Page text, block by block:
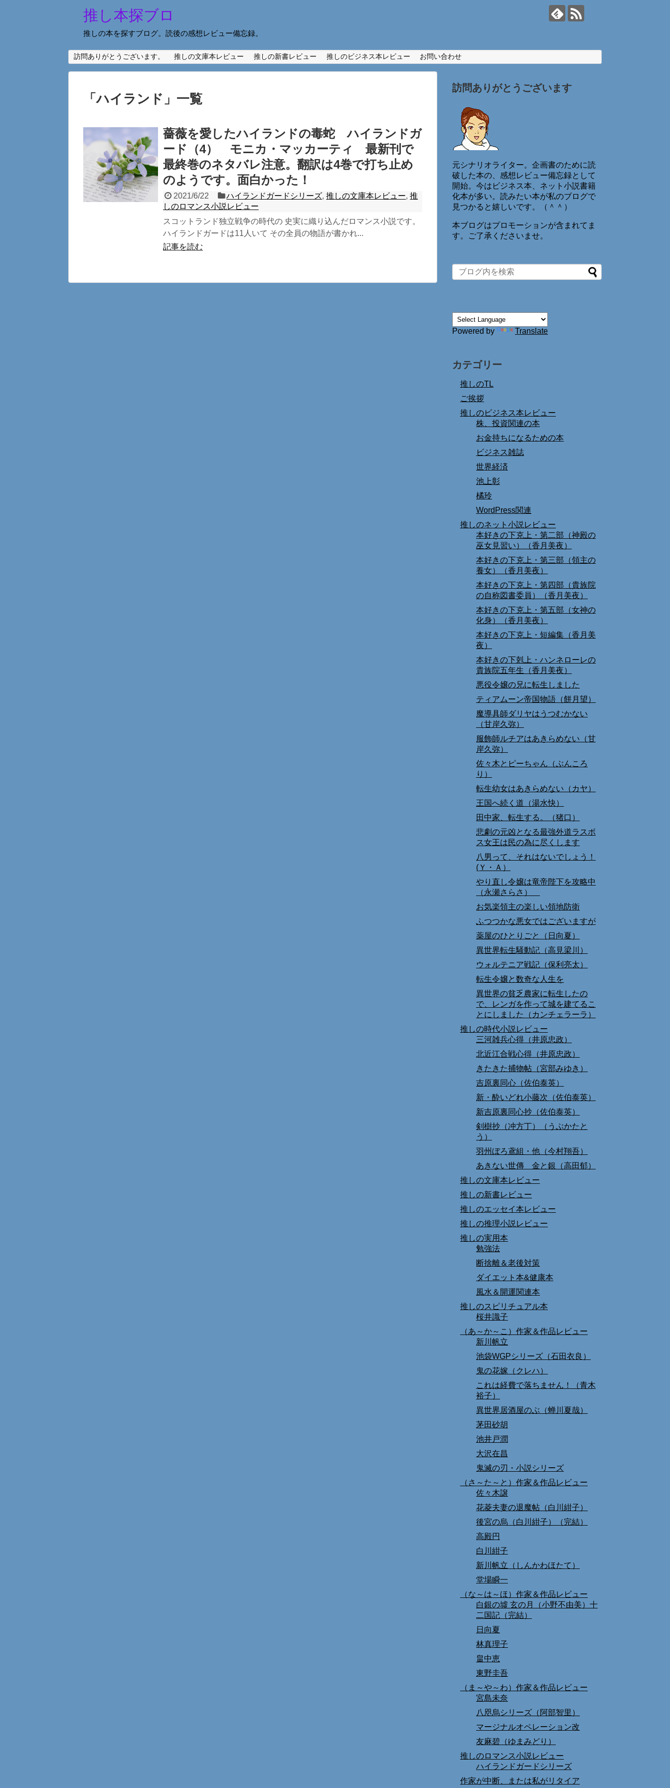
推し本探ブロ
推しの本を探すブログ。読後の感想レビュー備忘録。
訪問ありがとうございます。 推しの文庫本レビュー 推しの新書レビュー 推しのビジネス本レビュー お問い合わせ
「ハイランド 」 一覧
薔薇を愛したハイランドの毒蛇 ハイランドガ
ード（4） モニカ・マッカーティ 最新刊で
最終巻のネタバレ注意。翻訳は4巻で打ち止め
のようです。面白かった！
2021/6/22 ハイランドガードシリーズ,推しの文庫本レビュー,推
しのロマンス小説レビュー
スコットランド独立戦争の時代の 史実に織り込んだロマンス小説です。
ハイランドガードは11人いて その全員の物語が書かれ...
記事を読む
訪問ありがとうございます
元シナリオライター。企画書のために読
破した本の、感想レビュー備忘録として
開始。今はビジネス本、ネット小説書籍
化本が多い。読みたい本が私のブログで
見つかると嬉しいです。（＾＾）
本ブログはプロモーションが含まれてま
す。ご了承くださいませ。
Powered by Translate
カテゴリー
推しのTL
ご挨拶
推しのビジネス本レビュー
株、投資関連の本
お金持ちになるための本
ビジネス雑誌
世界経済
池上彰
橘玲
WordPress関連
推しのネット小説レビュー
本好きの下克上・第二部（神殿の
巫女見習い）（香月美夜）
本好きの下克上・第三部（領主の
養女）（香月美夜）
本好きの下克上・第四部（貴族院
の自称図書委員）（香月美夜）
本好きの下克上・第五部（女神の
化身）（香月美夜）
本好きの下克上・短編集（香月美
夜）
本好きの下剋上・ハンネローレの
貴族院五年生（香月美夜）
悪役令嬢の兄に転生しました
ティアムーン帝国物語（餅月望）
魔導具師ダリヤはうつむかない
（甘岸久弥）
服飾師ルチアはあきらめない（甘
岸久弥）
佐々木とピーちゃん（ぶんころ
り）
転生幼女はあきらめない（カヤ）
王国へ続く道（湯水快）
田中家、転生する。（猪口）
悲劇の元凶となる最強外道ラスボ
ス女王は民の為に尽くします
八男って、それはないでしょう！
(Ｙ・Ａ）
やり直し令嬢は竜帝陛下を攻略中
（永瀬さらさ）
お気楽領主の楽しい領地防衛
ふつつかな悪女ではございますが
薬屋のひとりごと（日向夏）
異世界転生騒動記（高見梁川）
ウォルテニア戦記（保利亮太）
転生令嬢と数奇な人生を
異世界の貧乏農家に転生したの
で、レンガを作って城を建てるこ
とにしました（カンチェラーラ）
推しの時代小説レビュー
三河雑兵心得（井原忠政）
北近江合戦心得（井原忠政）
きたきた捕物帖（宮部みゆき）
吉原裏同心（佐伯泰英）
新・酔いどれ小藤次（佐伯泰英）
新吉原裏同心抄（佐伯泰英）
剣樹抄（冲方丁）（うぶかたと
う）
羽州ぼろ鳶組・他（今村翔吾）
あきない世傳 金と銀（高田郁）
推しの文庫本レビュー
推しの新書レビュー
推しのエッセイ本レビュー
推しの推理小説レビュー
推しの実用本
勉強法
断捨離＆老後対策
ダイエット本&健康本
風水＆開運関連本
推しのスピリチュアル本
桜井識子
（あ～か～こ）作家＆作品レビュー
新川帆立
池袋WGPシリーズ（石田衣良）
鬼の花嫁（クレハ）
これは経費で落ちません！（青木
裕子）
異世界居酒屋のぶ（蝉川夏哉）
茅田砂胡
池井戸潤
大沢在昌
鬼滅の刃・小説シリーズ
（さ～た～と）作家＆作品レビュー
佐々木譲
花菱夫妻の退魔帖（白川紺子）
後宮の烏（白川紺子）（完結）
高殿円
白川紺子
新川帆立（しんかわほたて）
堂場瞬一
（な～は～ほ）作家＆作品レビュー
白銀の墟 玄の月（小野不由美）十
二国記（完結）
日向夏
林真理子
畠中恵
東野圭吾
（ま～や～わ）作家＆作品レビュー
宮島未奈
八咫烏シリーズ（阿部智里）
マージナルオペレーション改
友麻碧（ゆまみどり）
推しのロマンス小説レビュー
ハイランドガードシリーズ
作家が中断、または私がリタイア